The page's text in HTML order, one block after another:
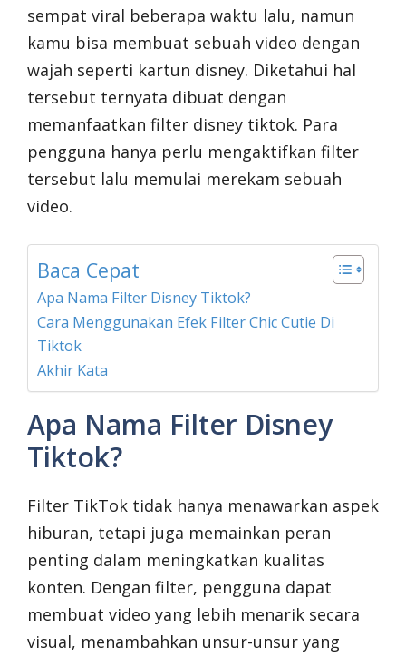
sempat viral beberapa waktu lalu, namun
kamu bisa membuat sebuah video dengan
wajah seperti kartun disney. Diketahui hal
tersebut ternyata dibuat dengan
memanfaatkan filter disney tiktok. Para
pengguna hanya perlu mengaktifkan filter
tersebut lalu memulai merekam sebuah
video.
Baca Cepat
Apa Nama Filter Disney Tiktok?
Cara Menggunakan Efek Filter Chic Cutie Di
Tiktok
Akhir Kata
Apa Nama Filter Disney
Tiktok?
Filter TikTok tidak hanya menawarkan aspek
hiburan, tetapi juga memainkan peran
penting dalam meningkatkan kualitas
konten. Dengan filter, pengguna dapat
membuat video yang lebih menarik secara
visual, menambahkan unsur-unsur yang